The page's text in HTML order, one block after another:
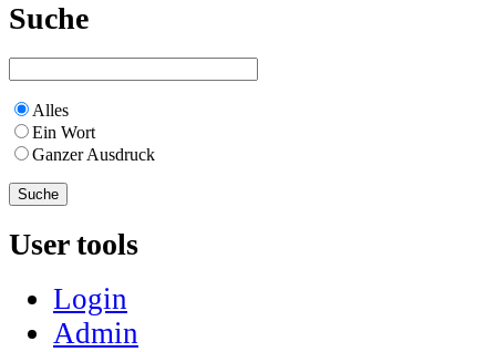
Suche
Alles
Ein Wort
Ganzer Ausdruck
User tools
Login
Admin